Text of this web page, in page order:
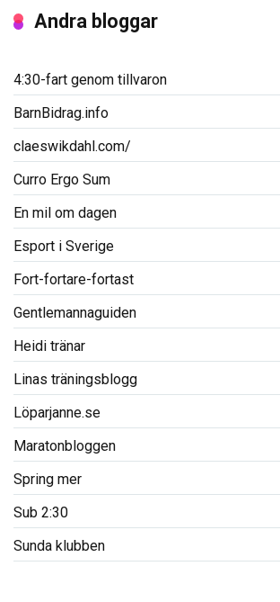
Andra bloggar
4:30-fart genom tillvaron
BarnBidrag.info
claeswikdahl.com/
Curro Ergo Sum
En mil om dagen
Esport i Sverige
Fort-fortare-fortast
Gentlemannaguiden
Heidi tränar
Linas träningsblogg
Löparjanne.se
Maratonbloggen
Spring mer
Sub 2:30
Sunda klubben